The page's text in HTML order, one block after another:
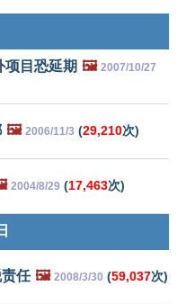
项目恐延期 🖼️ 2007/10/27
🖼️ 2006/11/3 (29,210次)
2004/8/29 (17,463次)
任 🖼️ 2008/3/30 (59,037次)